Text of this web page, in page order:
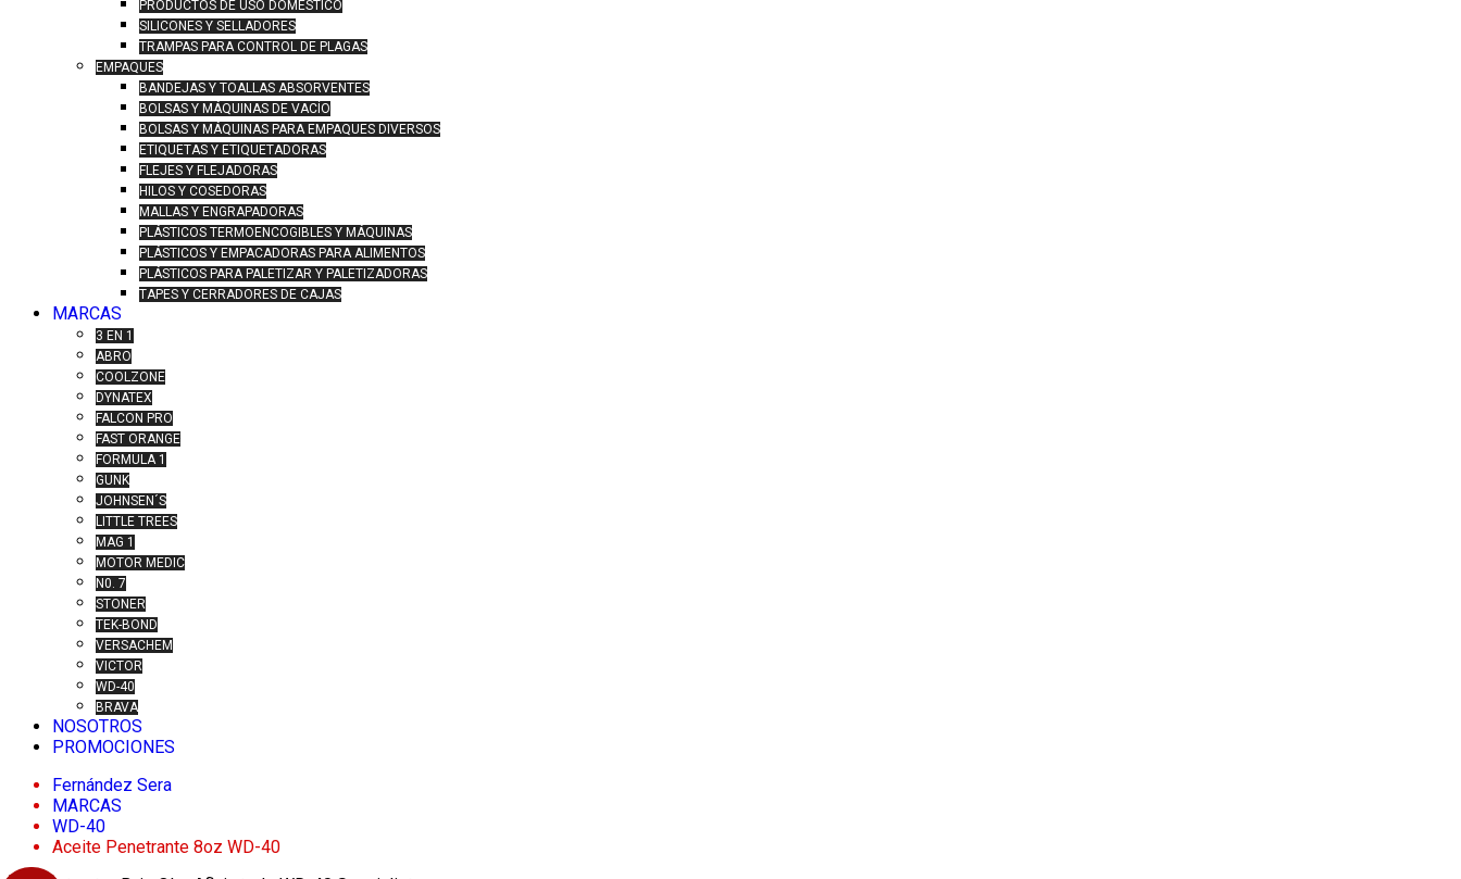
PRODUCTOS DE USO DOMÉSTICO
SILICONES Y SELLADORES
TRAMPAS PARA CONTROL DE PLAGAS
EMPAQUES
BANDEJAS Y TOALLAS ABSORVENTES
BOLSAS Y MÁQUINAS DE VACÍO
BOLSAS Y MÁQUINAS PARA EMPAQUES DIVERSOS
ETIQUETAS Y ETIQUETADORAS
FLEJES Y FLEJADORAS
HILOS Y COSEDORAS
MALLAS Y ENGRAPADORAS
PLÁSTICOS TERMOENCOGIBLES Y MÁQUINAS
PLÁSTICOS Y EMPACADORAS PARA ALIMENTOS
PLÁSTICOS PARA PALETIZAR Y PALETIZADORAS
TAPES Y CERRADORES DE CAJAS
MARCAS
3 EN 1
ABRO
COOLZONE
DYNATEX
FALCON PRO
FAST ORANGE
FORMULA 1
GUNK
JOHNSEN´S
LITTLE TREES
MAG 1
MOTOR MEDIC
N0. 7
STONER
TEK-BOND
VERSACHEM
VICTOR
WD-40
BRAVA
NOSOTROS
PROMOCIONES
Fernández Sera
MARCAS
WD-40
Aceite Penetrante 8oz WD-40